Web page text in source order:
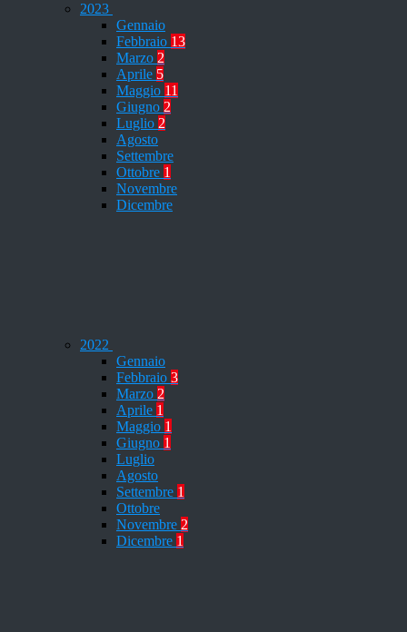
2023
Gennaio
Febbraio 13
Marzo 2
Aprile 5
Maggio 11
Giugno 2
Luglio 2
Agosto
Settembre
Ottobre 1
Novembre
Dicembre
2022
Gennaio
Febbraio 3
Marzo 2
Aprile 1
Maggio 1
Giugno 1
Luglio
Agosto
Settembre 1
Ottobre
Novembre 2
Dicembre 1